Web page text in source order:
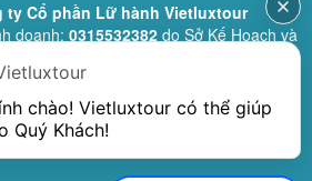
ty Cổ phần Lữ hành Vietluxtour
doanh: 0315532382do Sở Kế Hoạch và
ngày 28/02/2019 (sửa đổi bổ sung
hành quốc tế:79-1111/2019/TCDL-GP
(nay là Cục Du lịch quốc gia Việt Nam)
(sửa đổi, bổ sung lần 3 ngày
chào! Vietluxtour có thể giúp
Quý Khách!